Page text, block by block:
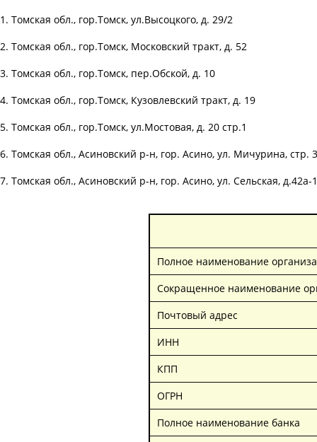
1. Томская обл., гор.Томск, ул.Высоцкого, д. 29/2
2. Томская обл., гор.Томск, Московский тракт, д. 52
3. Томская обл., гор.Томск, пер.Обской, д. 10
4. Томская обл., гор.Томск, Кузовлевский тракт, д. 19
5. Томская обл., гор.Томск, ул.Мостовая, д. 20 стр.1
6. Томская обл., Асиновский р-н, гор. Асино, ул. Мичурина, стр.
7. Томская обл., Асиновский р-н, гор. Асино, ул. Сельская, д.42а-
Полное наименование
Сокращенное наименование
Почтовый адрес
ИНН
КПП
ОГРН
Полное наименование банка